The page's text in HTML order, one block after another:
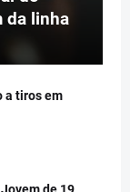
da linha
a tiros em